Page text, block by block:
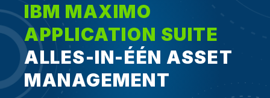
IBM MAXIMO
APPLICATION SUITE
ALLES-IN-ÉÉN ASSET
MANAGEMENT